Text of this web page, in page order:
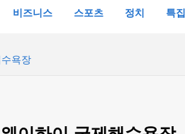
비즈니스 스포츠 정치 특집
욕장